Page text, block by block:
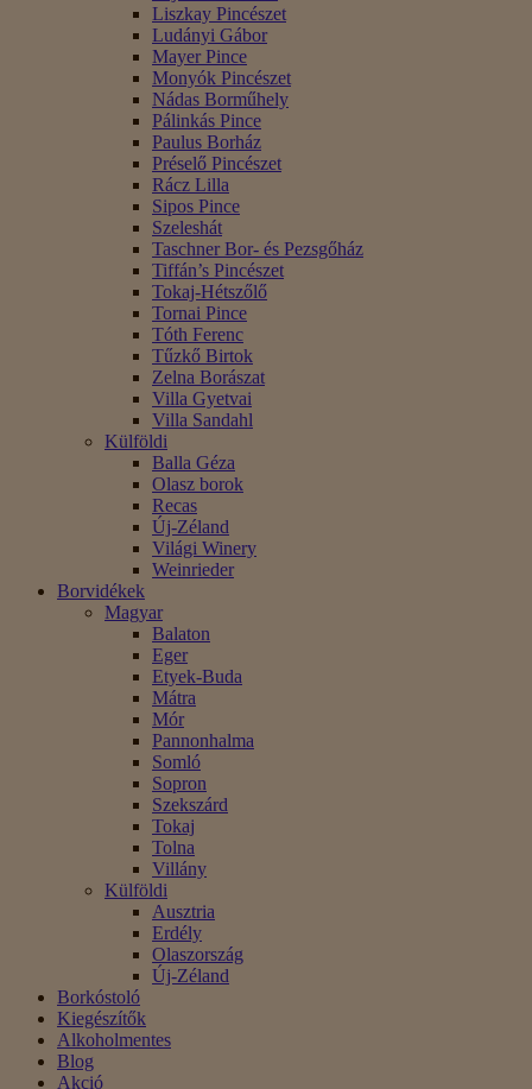
Liszkay Pincészet
Ludányi Gábor
Mayer Pince
Monyók Pincészet
Nádas Borműhely
Pálinkás Pince
Paulus Borház
Préselő Pincészet
Rácz Lilla
Sipos Pince
Szeleshát
Taschner Bor- és Pezsgőház
Tiffán’s Pincészet
Tokaj-Hétszőlő
Tornai Pince
Tóth Ferenc
Tűzkő Birtok
Zelna Borászat
Villa Gyetvai
Villa Sandahl
Külföldi
Balla Géza
Olasz borok
Recas
Új-Zéland
Világi Winery
Weinrieder
Borvidékek
Magyar
Balaton
Eger
Etyek-Buda
Mátra
Mór
Pannonhalma
Somló
Sopron
Szekszárd
Tokaj
Tolna
Villány
Külföldi
Ausztria
Erdély
Olaszország
Új-Zéland
Borkóstoló
Kiegészítők
Alkoholmentes
Blog
Akció